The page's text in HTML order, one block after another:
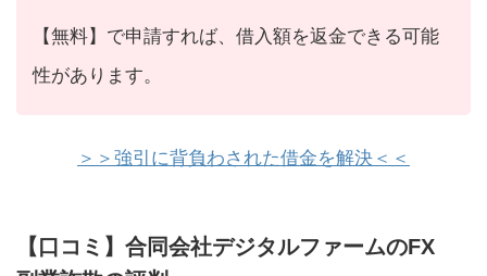
【無料】で申請すれば、借入額を返金できる可能
性があります。
＞＞強引に背負わされた借金を解決＜＜
【口コミ】合同会社デジタルファームのFX